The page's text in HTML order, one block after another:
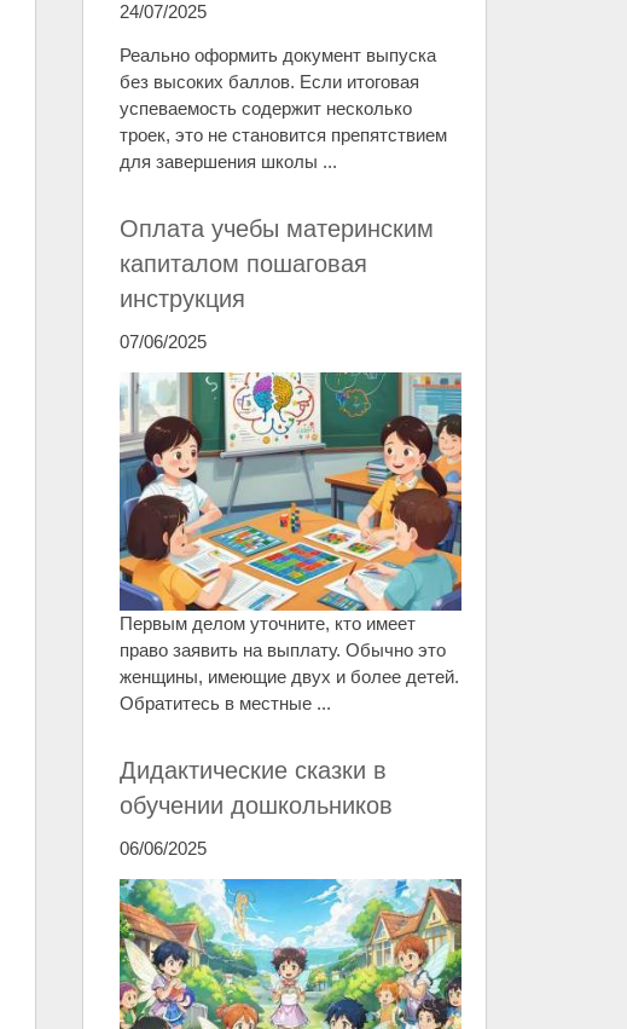
24/07/2025
Реально оформить документ выпуска
без высоких баллов. Если итоговая
успеваемость содержит несколько
троек, это не становится препятствием
для завершения школы ...
Оплата учебы материнским
капиталом пошаговая
инструкция
07/06/2025
Первым делом уточните, кто имеет
право заявить на выплату. Обычно это
женщины, имеющие двух и более детей.
Обратитесь в местные ...
Дидактические сказки в
обучении дошкольников
06/06/2025